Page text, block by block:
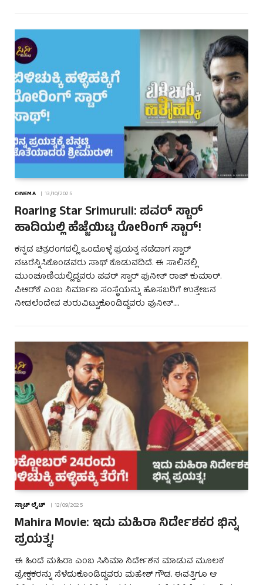
CINEMA 13/10/2025
Roaring Star Srimuruli: ಪವರ್ ಸ್ಟಾರ್
ಹಾದಿಯಲ್ಲಿ ಹೆಜ್ಜೆಯಿಟ್ಟ ರೋರಿಂಗ್ ಸ್ಟಾರ್!
ಕನ್ನಡ ಚಿತ್ರರಂಗದಲ್ಲಿ ಒಂದೊಳ್ಳೆ ಪ್ರಯತ್ನ ನಡೆದಾಗ ಸ್ಟಾರ್
ನಟರೆನ್ನಿಸಿಕೊಂಡವರು ಸಾಥ್ ಕೊಡುವದಿದೆ. ಈ ಸಾಲಿನಲ್ಲಿ
ಮುಂಚೂಣಿಯಲ್ಲಿದ್ದವರು ಪವರ್ ಸ್ಟಾರ್ ಪುನೀತ್ ರಾಜ್ ಕುಮಾರ್.
ಪಿಆರ್‌ಕೆ ಎಂಬ ನಿರ್ಮಾಣ ಸಂಸ್ಥೆಯನ್ನು ಹೊಸಬರಿಗೆ ಉತ್ತೇಜನ
ನೀಡಲೆಂದೇವ ಶುರುವಿಟ್ಟುಕೊಂಡಿದ್ದವರು ಪುನೀತ್.…
ಸ್ಪಾಟ್ ಲೈಟ್ 12/09/2025
Mahira Movie: ಇದು ಮಹಿರಾ ನಿರ್ದೇಶಕರ ಭಿನ್ನ
ಪ್ರಯತ್ನ!
ಈ ಹಿಂದೆ ಮಹಿರಾ ಎಂಬ ಸಿನಿಮಾ ನಿರ್ದೇಶನ ಮಾಡುವ ಮೂಲಕ
ಪ್ರೇಕ್ಷಕರನ್ನು ಸೆಳೆದುಕೊಂಡಿದ್ದವರು ಮಹೇಶ್ ಗೌಡ. ಈವತ್ತಿಗೂ ಆ